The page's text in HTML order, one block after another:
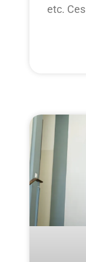
etc. Ces